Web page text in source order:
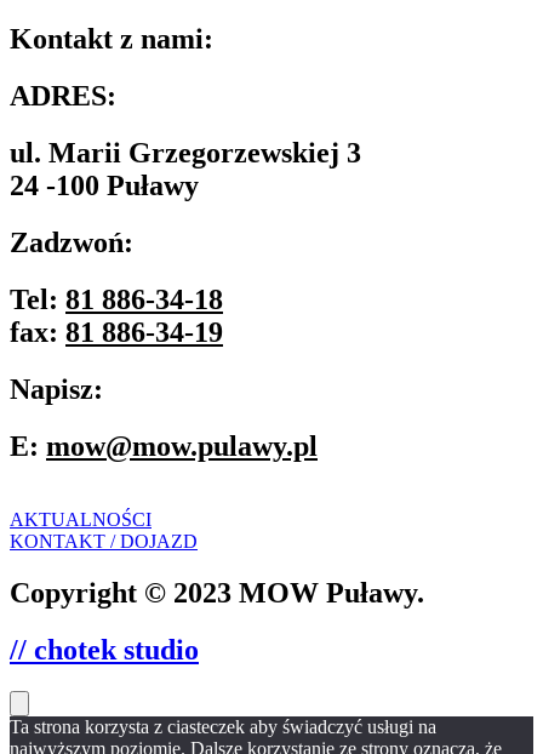
Kontakt z nami:
ADRES:
ul. Marii Grzegorzewskiej 3
24 -100 Puławy
Zadzwoń:
Tel: 81 886-34-18
fax: 81 886-34-19
Napisz:
E: mow@mow.pulawy.pl
AKTUALNOŚCI
KONTAKT / DOJAZD
Copyright © 2023 MOW Puławy.
// chotek studio
Ta strona korzysta z ciasteczek aby świadczyć usługi na
najwyższym poziomie. Dalsze korzystanie ze strony oznacza, że